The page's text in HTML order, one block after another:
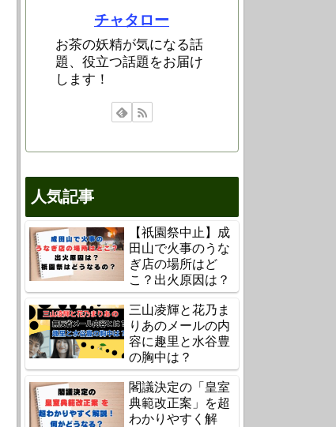
チャタロー
お茶の妖精が気になる話
題、役立つ話題をお届け
します！
人気記事
【祇園祭中止】成
田山で火事のうな
ぎ店の場所はど
こ？出火原因は？
三山凌輝と花乃ま
りあのメールの内
容に趣里と水谷豊
の胸中は？
閣議決定の「皇室
典範改正案」を超
わかりやすく解